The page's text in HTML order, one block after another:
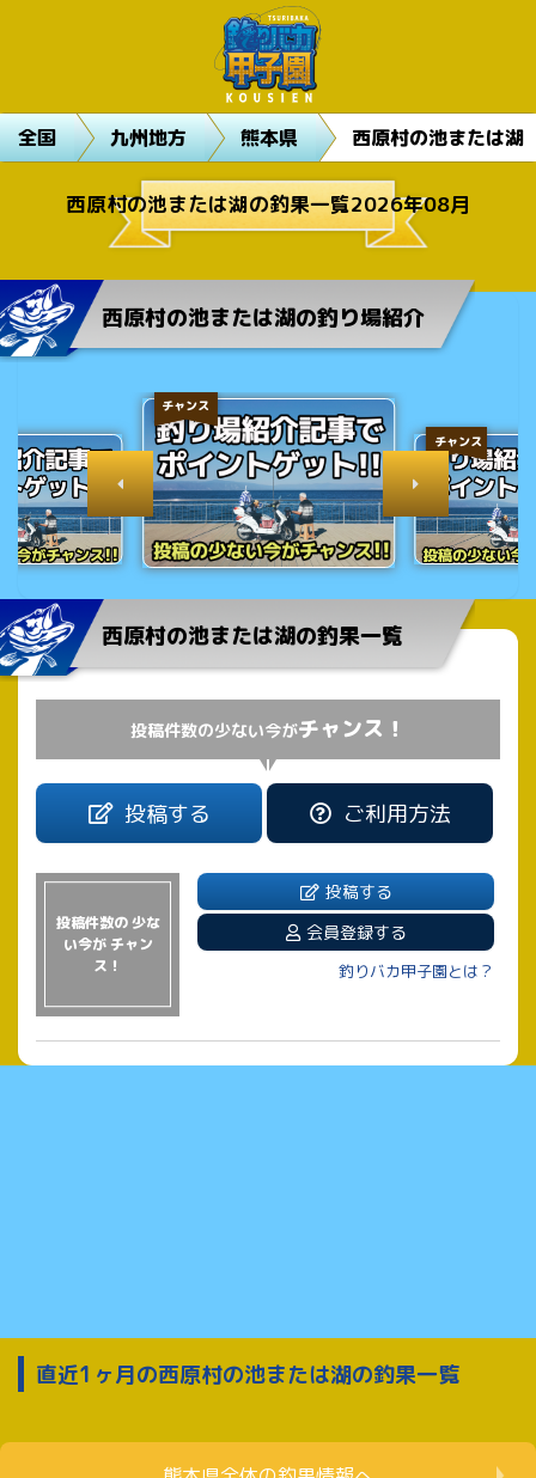
全国 九州地方 熊本県 西原村の池または湖
西原村の池または湖の釣果一覧2026年08月
西原村の池または湖の釣り場紹介
チャンス
チャンス
西原村の池または湖の釣果一覧
投稿件数の少ない今がチャンス！
投稿する ご利用方法
投稿件数の 少な
い今が チャン
ス！
投稿する
会員登録する
釣りバカ甲子園とは？
直近1ヶ月の西原村の池または湖の釣果一覧